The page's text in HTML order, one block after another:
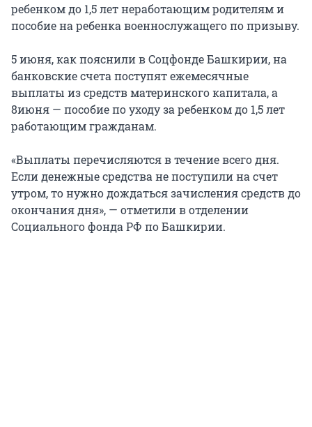
ребенком до 1,5 лет неработающим родителям и
пособие на ребенка военнослужащего по призыву.
5 июня, как пояснили в Соцфонде Башкирии, на
банковские счета поступят ежемесячные
выплаты из средств материнского капитала, а
8июня — пособие по уходу за ребенком до 1,5 лет
работающим гражданам.
«Выплаты перечисляются в течение всего дня.
Если денежные средства не поступили на счет
утром, то нужно дождаться зачисления средств до
окончания дня», — отметили в отделении
Социального фонда РФ по Башкирии.